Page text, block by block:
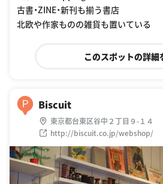
古書・ZINE・新刊も揃う書店
北欧や作家ものの雑貨も置いている
このスポットの詳細
P Biscuit
東京都台東区谷中２丁目９-１４
http://biscuit.co.jp/webshop/